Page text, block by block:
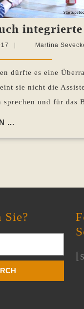
2017
Martina
dürfte es eine
sie nicht die
sprechen und für das
...
Sie?